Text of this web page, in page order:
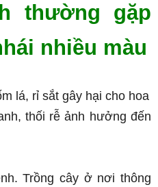
thường gặp
nhiều màu
lá, rỉ sắt gây hại cho hoa
thối rễ ảnh hưởng đến
Trồng cây ở nơi thông